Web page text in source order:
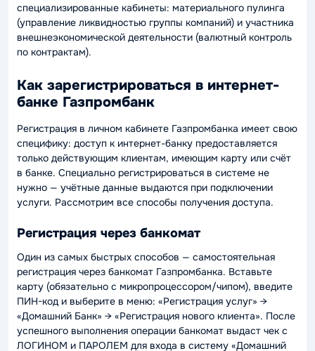
специализированные кабинеты: материального пулинга
(управление ликвидностью группы компаний) и участника
внешнеэкономической деятельности (валютный контроль
по контрактам).
Как зарегистрироваться в интернет-
банке Газпромбанк
Регистрация в личном кабинете Газпромбанка имеет свою
специфику: доступ к интернет-банку предоставляется
только действующим клиентам, имеющим карту или счёт
в банке. Специально регистрироваться в системе не
нужно — учётные данные выдаются при подключении
услуги. Рассмотрим все способы получения доступа.
Регистрация через банкомат
Один из самых быстрых способов — самостоятельная
регистрация через банкомат Газпромбанка. Вставьте
карту (обязательно с микропроцессором/чипом), введите
ПИН-код и выберите в меню: «Регистрация услуг» →
«Домашний Банк» → «Регистрация нового клиента». После
успешного выполнения операции банкомат выдаст чек с
ЛОГИНОМ и ПАРОЛЕМ для входа в систему «Домашний